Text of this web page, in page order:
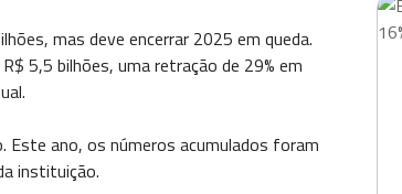
mas deve encerrar 2025 em queda.
5,5 bilhões, uma retração de 29% em
ano, os números acumulados foram
instituição.